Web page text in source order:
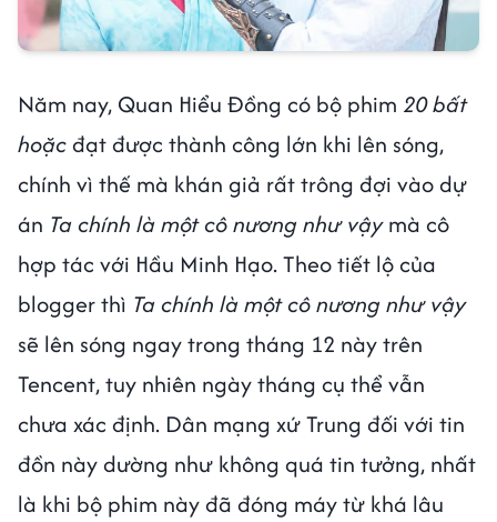
Năm nay, Quan Hiểu Đồng có bộ phim 20 bất
hoặcđạt được thành công lớn khi lên sóng,
chính vì thế mà khán giả rất trông đợi vào dự
án Ta chính là một cô nương như vậymà cô
hợp tác với Hầu Minh Hạo. Theo tiết lộ của
blogger thì Ta chính là một cô nương như vậy
sẽ lên sóng ngay trong tháng 12 này trên
Tencent, tuy nhiên ngày tháng cụ thể vẫn
chưa xác định. Dân mạng xứ Trung đối với tin
đồn này dường như không quá tin tưởng, nhất
là khi bộ phim này đã đóng máy từ khá lâu